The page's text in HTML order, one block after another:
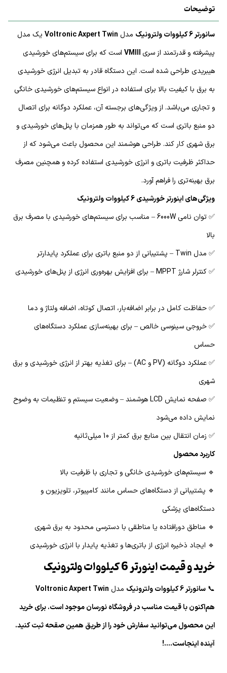
توضیحات
سانورتر 6 کیلووات ولترونیک مدل Voltronic Axpert Twin یک مدل
پیشرفته و قدرتمند از سری
است که برای سیستم‌های خورشیدی
هیبریدی طراحی شده است. این دستگاه قادر به تبدیل انرژی خورشیدی
به برق با کیفیت بالا برای استفاده در انواع سیستم‌های خورشیدی خانگی
و تجاری می‌باشد. از ویژگی‌های برجسته آن، عملکرد دوگانه برای اتصال
دو منبع باتری است که می‌تواند به طور همزمان با پنل‌های خورشیدی و
برق شهری کار کند. طراحی هوشمند این محصول باعث می‌شود که از
حداکثر ظرفیت باتری و انرژی خورشیدی استفاده کرده و همچنین مصرف
برق بهینه‌تری را فراهم آورد.
ویژگی‌های اینورتر خورشیدی 6 کیلووات ولترونیک
✅ توان نامی 6000W – مناسب برای سیستم‌های خورشیدی با مصرف برق
بالا
✅ مدل Twin – پشتیبانی از دو منبع باتری برای عملکرد پایدارتر
✅ کنترلر شارژ MPPT – برای افزایش بهره‌وری انرژی از پنل‌های خورشیدی
✅ حفاظت کامل در برابر اضافه‌بار، اتصال کوتاه، اضافه ولتاژ و دما
✅ خروجی سینوسی خالص – برای بهینه‌سازی عملکرد دستگاه‌های
حساس
✅ عملکرد دوگانه (PV و AC) – برای تغذیه بهتر از انرژی خورشیدی و برق
شهری
✅ صفحه نمایش LCD هوشمند – وضعیت سیستم و تنظیمات به وضوح
نمایش داده می‌شود
✅ زمان انتقال بین منابع برق کمتر از 10 میلی‌ثانیه
کاربرد محصول
🔹 سیستم‌های خورشیدی خانگی و تجاری با ظرفیت بالا
🔹 پشتیبانی از دستگاه‌های حساس مانند کامپیوتر، تلویزیون و
دستگاه‌های پزشکی
🔹 مناطق دورافتاده یا مناطقی با دسترسی محدود به برق شهری
🔹 ایجاد ذخیره انرژی از باتری‌ها و تغذیه پایدار با انرژی خورشیدی
خرید و قیمت اینورتر 6 کیلووات ولترونیک
📞 سانورتر 6 کیلووات ولترونیک مدل Voltronic Axpert Twin
هم‌اکنون با قیمت مناسب در فروشگاه نورسان موجود است. برای خرید
این محصول می‌توانید سفارش خود را از طریق همین صقحه ثبت کنید.
آینده اینجاست....!